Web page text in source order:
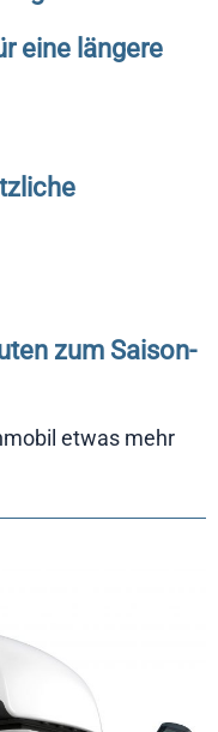
eine längere
zum Saison-
etwas mehr